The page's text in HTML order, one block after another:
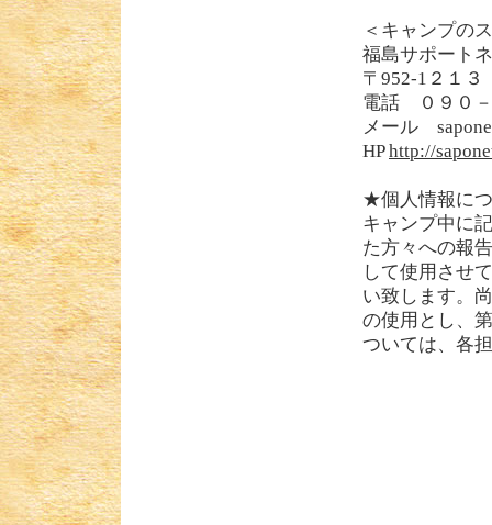
＜キャンプの
福島サポート
〒952-1２１
電話 ０９０－
メール
HPhttp://
★個人情報に
キャンプ中に
た方々への報
して使用させ
い致します。
の使用とし、
ついては、各